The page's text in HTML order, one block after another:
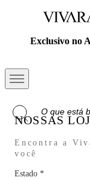
Exclusivo no
NOSSAS
Encontra a
você
Estado *